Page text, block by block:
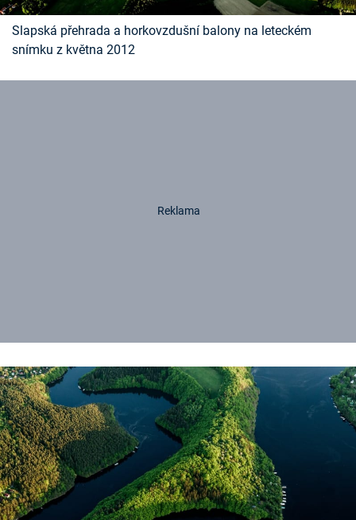
Slapská přehrada a horkovzdušní balony na leteckém
snímku z května 2012